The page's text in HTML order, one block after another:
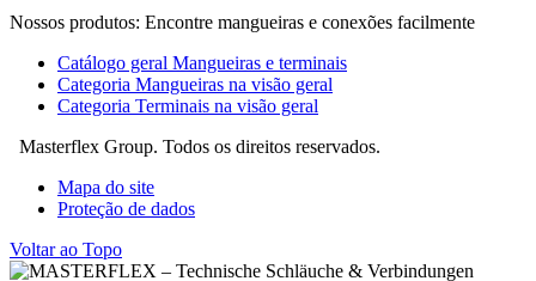
Nossos produtos: Encontre mangueiras e conexões facilmente
Catálogo geral Mangueiras e terminais
Categoria Mangueiras na visão geral
Categoria Terminais na visão geral
Masterflex Group. Todos os direitos reservados.
Mapa do site
Proteção de dados
Voltar ao Topo